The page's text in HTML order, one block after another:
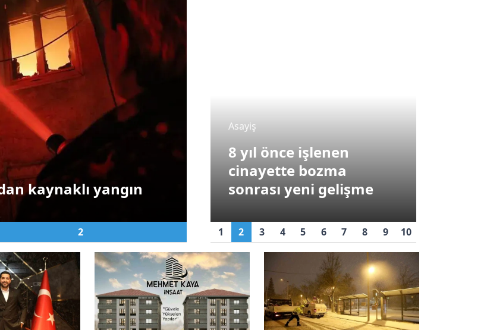
kaynaklı yangın
2
Asayiş
Gaziantep’te orman
yangını: Ekiplerin
müdahalesi sürüyor
Asayiş
8 yıl önce işlenen
cinayette bozma
sonrası yeni gelişme
1 2 3 4 5 6 7 8 9 10